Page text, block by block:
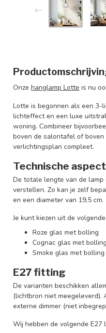
Onze hanglamp Lotte is nu
Lotte is begonnen als een 3-
lichteffect en een luxe
woning. Combineer
boven de salontafel of
verlichtingsplan compleet.
Technische
De totale lengte van de lamp
verstellen. Zo kan je zelf
en een diameter van 19,5 cm.
Je kunt kiezen uit de
Roze glas met bolling
Cognac glas met bolling
Smoke glas met bolling
E27 fitting
De varianten beschikken
(lichtbron niet meegeleverd).
externe dimmer (niet
Wij hebben de volgende E27